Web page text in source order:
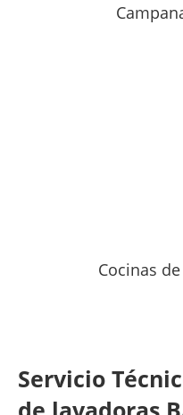
Cocinas
Servicio